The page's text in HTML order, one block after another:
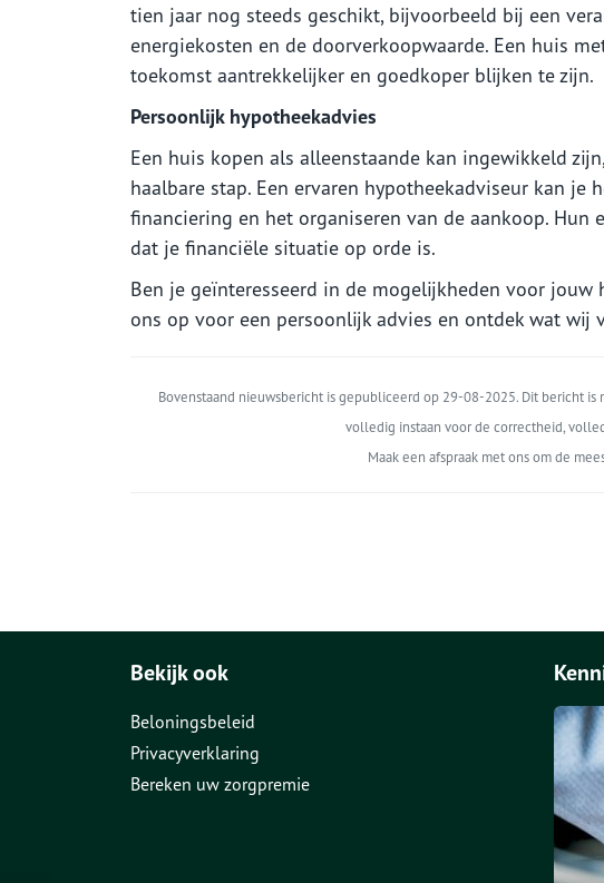
tien jaar nog steeds geschikt, bijvoorbeeld bij een
energiekosten en de doorverkoopwaarde. Een huis
toekomst aantrekkelijker en goedkoper blijken te zijn.
Persoonlijk hypotheekadvies
Een huis kopen als alleenstaande kan ingewikkeld
haalbare stap. Een ervaren hypotheekadviseur kan je
financiering en het organiseren van de aankoop.
dat je financiële situatie op orde is.
Ben je geïnteresseerd in de mogelijkheden voor jouw
ons op voor een persoonlijk advies en ontdek wat wij
Bovenstaand nieuwsbericht is gepubliceerd op 29-08-2025. Dit bericht
volledig instaan voor de correctheid,
Maak een afspraak met ons om de
Bekijk ook
Beloningsbeleid
Privacyverklaring
Bereken uw zorgpremie